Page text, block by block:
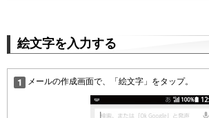
絵文字を入力する
メールの作成画面で、「絵文字」をタップ。